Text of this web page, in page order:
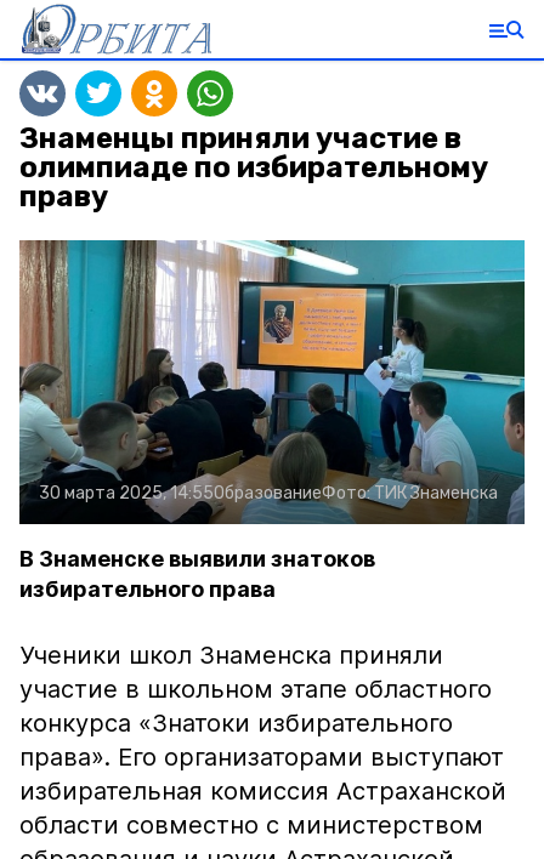
Знаменцы приняли участие в
олимпиаде по избирательному
праву
30 марта 2025, 14:55ОбразованиеФото:ТИК Знаменска
В Знаменске выявили знатоков
избирательного права
Ученики школ Знаменска приняли
участие в школьном этапе областного
конкурса «Знатоки избирательного
права». Его организаторами выступают
избирательная комиссия Астраханской
области совместно с министерством